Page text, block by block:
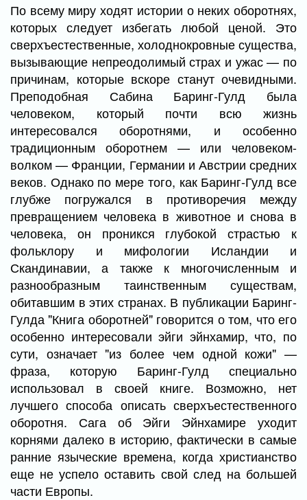
По всему миру ходят истории о неких оборотнях,
которых следует избегать любой ценой. Это
сверхъестественные, холоднокровные существа,
вызывающие непреодолимый страх и ужас — по
причинам, которые вскоре станут очевидными.
Преподобная Сабина Баринг-Гулд была
человеком, который почти всю жизнь
интересовался оборотнями, и особенно
традиционным оборотнем — или человеком-
волком — Франции, Германии и Австрии средних
веков. Однако по мере того, как Баринг-Гулд все
глубже погружался в противоречия между
превращением человека в животное и снова в
человека, он проникся глубокой страстью к
фольклору и мифологии Исландии и
Скандинавии, а также к многочисленным и
разнообразным таинственным существам,
обитавшим в этих странах. В публикации Баринг-
Гулда "Книга оборотней" говорится о том, что его
особенно интересовали эйги эйнхамир, что, по
сути, означает "из более чем одной кожи" —
фраза, которую Баринг-Гулд специально
использовал в своей книге. Возможно, нет
лучшего способа описать сверхъестественного
оборотня. Сага об Эйги Эйнхамире уходит
корнями далеко в историю, фактически в самые
ранние языческие времена, когда христианство
еще не успело оставить свой след на большей
части Европы.